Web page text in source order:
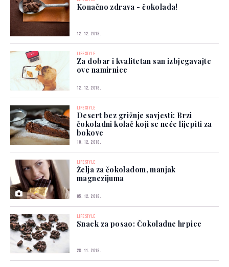
Konačno zdrava - čokolada!
12. 12. 2018.
LIFESTYLE
Za dobar i kvalitetan san izbjegavajte
ove namirnice
12. 12. 2018.
LIFESTYLE
Desert bez grižnje savjesti: Brzi
čokoladni kolač koji se neće lijepiti za
bokove
10. 12. 2018.
LIFESTYLE
Želja za čokoladom, manjak
magnezijuma
05. 12. 2018.
LIFESTYLE
Snack za posao: Čokoladne hrpice
28. 11. 2018.